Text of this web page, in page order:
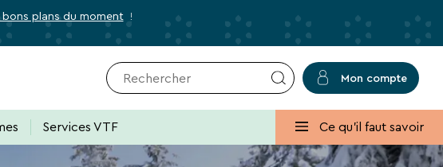
bons plans du moment !
Mon compte
Services VTF Ce qu'il faut savoir
✕ Fermer